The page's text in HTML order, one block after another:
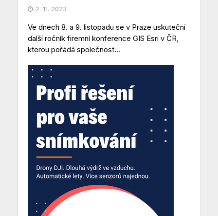
2. 11. 2023
Ve dnech 8. a 9. listopadu se v Praze uskuteční
další ročník firemní konference GIS Esri v ČR,
kterou pořádá společnost...